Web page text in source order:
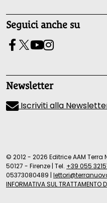
Seguici anche su
Newsletter
Iscriviti alla
© 2012 - 2026 Editrice AAM Terra
50127 - Firenze | Tel. +39 055
05373080489 |
INFORMATIVA SUL TRATTAMENTO